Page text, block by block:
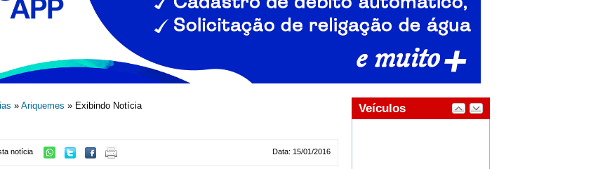
» Ariquemes » Exibindo Notícia
Data: 15/01/2016
notícia